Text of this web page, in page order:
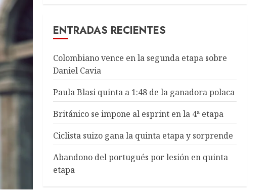
ENTRADAS RECIENTES
Colombiano vence en la segunda etapa sobre
Daniel Cavia
Paula Blasi quinta a 1:48 de la ganadora polaca
Británico se impone al esprint en la 4ª etapa
Ciclista suizo gana la quinta etapa y sorprende
Abandono del portugués por lesión en quinta
etapa